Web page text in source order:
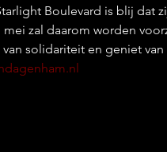
Boulevard is blij dat
zal daarom worden
solidariteit en geniet van